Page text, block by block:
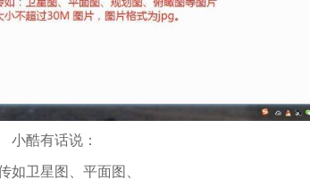
小酷有话说：
如卫星图、平面图、